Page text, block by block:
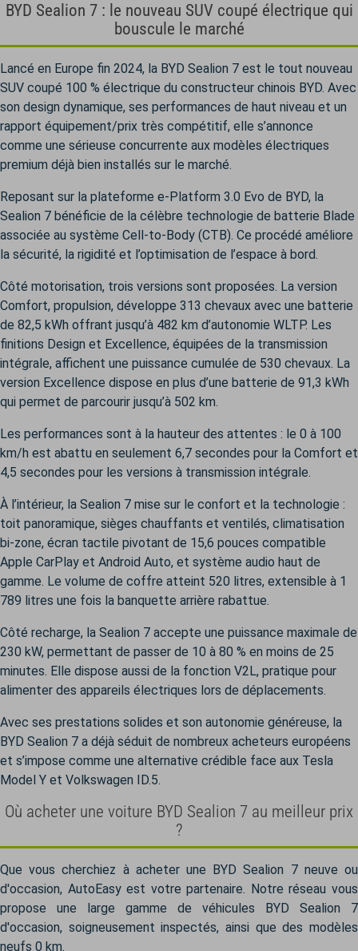
BYD Sealion 7 : le nouveau SUV coupé électrique qui
bouscule le marché
Lancé en Europe fin 2024, la BYD Sealion 7 est le tout nouveau
SUV coupé 100 % électrique du constructeur chinois BYD. Avec
son design dynamique, ses performances de haut niveau et un
rapport équipement/prix très compétitif, elle s’annonce
comme une sérieuse concurrente aux modèles électriques
premium déjà bien installés sur le marché.
Reposant sur la plateforme e-Platform 3.0 Evo de BYD, la
Sealion 7 bénéficie de la célèbre technologie de batterie Blade
associée au système Cell-to-Body (CTB). Ce procédé améliore
la sécurité, la rigidité et l’optimisation de l’espace à bord.
Côté motorisation, trois versions sont proposées. La version
Comfort, propulsion, développe 313 chevaux avec une batterie
de 82,5 kWh offrant jusqu’à 482 km d’autonomie WLTP. Les
finitions Design et Excellence, équipées de la transmission
intégrale, affichent une puissance cumulée de 530 chevaux. La
version Excellence dispose en plus d’une batterie de 91,3 kWh
qui permet de parcourir jusqu’à 502 km.
Les performances sont à la hauteur des attentes : le 0 à 100
km/h est abattu en seulement 6,7 secondes pour la Comfort et
4,5 secondes pour les versions à transmission intégrale.
À l’intérieur, la Sealion 7 mise sur le confort et la technologie :
toit panoramique, sièges chauffants et ventilés, climatisation
bi-zone, écran tactile pivotant de 15,6 pouces compatible
Apple CarPlay et Android Auto, et système audio haut de
gamme. Le volume de coffre atteint 520 litres, extensible à 1
789 litres une fois la banquette arrière rabattue.
Côté recharge, la Sealion 7 accepte une puissance maximale de
230 kW, permettant de passer de 10 à 80 % en moins de 25
minutes. Elle dispose aussi de la fonction V2L, pratique pour
alimenter des appareils électriques lors de déplacements.
Avec ses prestations solides et son autonomie généreuse, la
BYD Sealion 7 a déjà séduit de nombreux acheteurs européens
et s’impose comme une alternative crédible face aux Tesla
Model Y et Volkswagen ID.5.
Où acheter une voiture BYD Sealion 7 au meilleur prix
?
Que vous cherchiez à acheter une BYD Sealion 7 neuve ou
d'occasion, AutoEasy est votre partenaire. Notre réseau vous
propose une large gamme de véhicules BYD Sealion 7
d'occasion, soigneusement inspectés, ainsi que des modèles
neufs 0 km.